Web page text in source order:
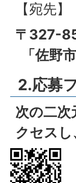
【宛先】
〒327-
「佐野
2.応募
次の二
クセス